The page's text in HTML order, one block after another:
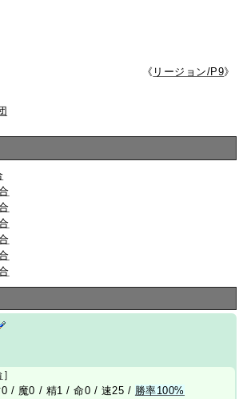
《 リージョン/P9》
］
/ 魔0 / 精1 / 命0 / 速25 / 勝率100%